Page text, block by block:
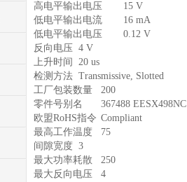
高电平输出电压
15 V
低电平输出电流
16 mA
低电平输出电压
0.12 V
反向电压
4 V
上升时间
20 us
检测方法 Transmissive, Slotted
工厂包装数量
200
零件号别名
367488 EESX498NC
欧盟RoHS指令 Compliant
最高工作温度
75
间隙宽度 3
最大功率耗散
250
最大反向电压
4